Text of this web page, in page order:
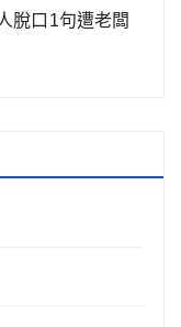
脫口1句遭老闆